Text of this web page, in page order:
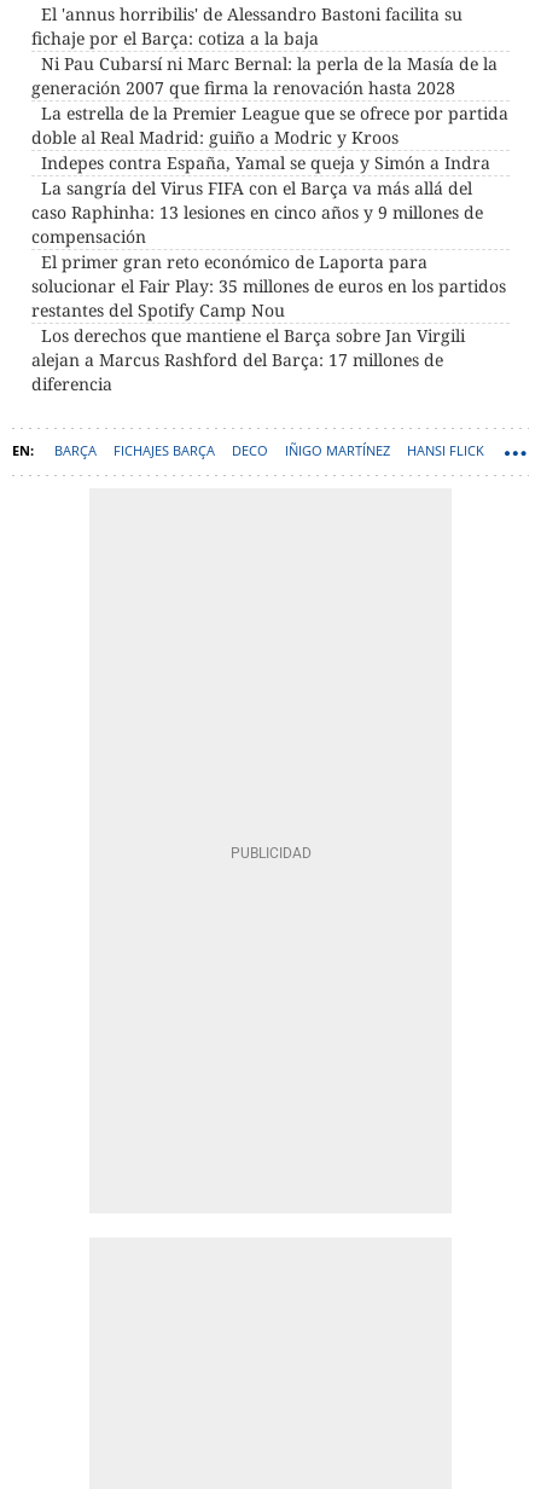
El 'annus horribilis' de Alessandro Bastoni facilita su
fichaje por el Barça: cotiza a la baja
Ni Pau Cubarsí ni Marc Bernal: la perla de la Masía de la
generación 2007 que firma la renovación hasta 2028
La estrella de la Premier League que se ofrece por partida
doble al Real Madrid: guiño a Modric y Kroos
Indepes contra España, Yamal se queja y Simón a Indra
La sangría del Virus FIFA con el Barça va más allá del
caso Raphinha: 13 lesiones en cinco años y 9 millones de
compensación
El primer gran reto económico de Laporta para
solucionar el Fair Play: 35 millones de euros en los partidos
restantes del Spotify Camp Nou
Los derechos que mantiene el Barça sobre Jan Virgili
alejan a Marcus Rashford del Barça: 17 millones de
diferencia
BARÇA FICHAJES BARÇA DECO IÑIGO MARTÍNEZ HANSI FLICK